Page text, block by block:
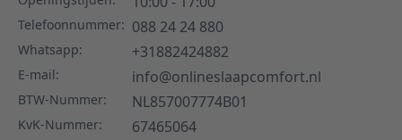
Telefoonnummer: 088 24 24 880
Whatsapp: +31882424882
E-mail: info@onlineslaapcomfort.nl
BTW-Nummer: NL857007774B01
KvK-Nummer: 67465064